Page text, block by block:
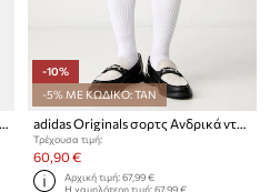
Δερμάτινα sneakers adidas Originals SL 72 RS
-10%
-5% ΜΕ ΚΩΔΙΚΟ: TAN
adidas Originals σορτς Ανδρικά ντένιμ
Τρέχουσα τιμή:
60,90 €
Αρχική τιμή:67,99 €
Η χαμηλότερη τιμή:67,99 €